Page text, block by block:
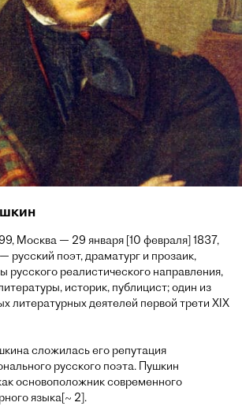
Москва — 29 января [10 февраля] 1837,
русский поэт, драматург и прозаик,
русского реалистического направления,
историк, публицист; один из
литературных деятелей первой трети XIX
сложилась его репутация
русского поэта. Пушкин
основоположник современного
языка[~ 2].